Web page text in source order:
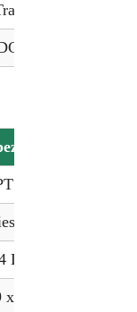
(synchronisiert),
(Fiat Powertrain)
4-Zylinder,
L (207 ci)
x 110 mm